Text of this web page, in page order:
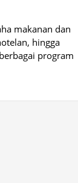
makanan dan
hingga
program